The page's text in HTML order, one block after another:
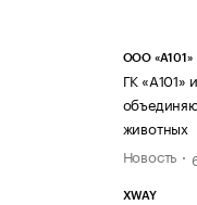
ООО «А101»
ГК «А101»
животных
Новость
XWAY